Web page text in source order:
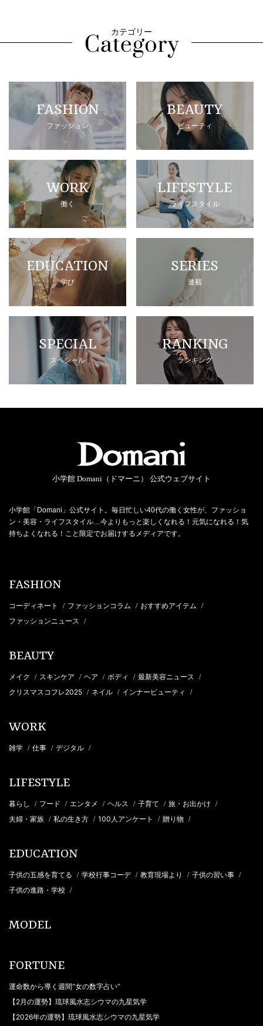
カテゴリー
FASHION
ファッション
BEAUTY
ビューティ
WORK
働く
LIFESTYLE
ライフスタイル
EDUCATION
学び
SERIES
連載
SPECIAL
スペシャル
RANKING
ランキング
小学館 Domani（ドマーニ） 公式ウェブサイト
小学館「Domani」公式サイト。毎日忙しい40代の働く女性が、ファッショ
ン・美容・ライフスタイル…今よりもっと楽しくなれる！元気になれる！気
持ちよくなれる！こと限定でお届けするメディアです。
FASHION
コーディネート / ファッションコラム / おすすめアイテム /
ファッションニュース /
BEAUTY
メイク / スキンケア / ヘア / ボディ / 最新美容ニュース /
クリスマスコフレ2025 / ネイル / インナービューティ /
WORK
雑学 / 仕事 / デジタル /
LIFESTYLE
暮らし / フード / エンタメ / ヘルス / 子育て / 旅・お出かけ /
夫婦・家族 / 私の生き方 / 100人アンケート / 贈り物 /
EDUCATION
子供の五感を育てる / 学校行事コーデ / 教育現場より / 子供の習い事 /
子供の進路・学校 /
MODEL
FORTUNE
運命数から導く週間“女の数字占い”
【2月の運勢】琉球風水志シウマの九星気学
【2026年の運勢】琉球風水志シウマの九星気学